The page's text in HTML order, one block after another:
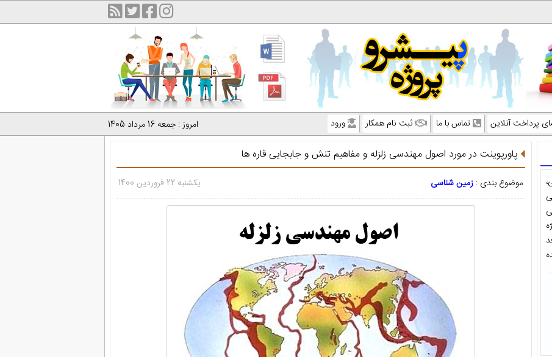
امروز : جمعه 16 مرداد 1405 پرداخت آنلاین تماس با ما ثبت نام همکار ورود
پاورپوینت در مورد اصول مهندسی زلزله و مفاهیم تنش و جابجایی قاره ها
موضوع بندی : زمین شناسی یکشنبه 22 فروردین 1400